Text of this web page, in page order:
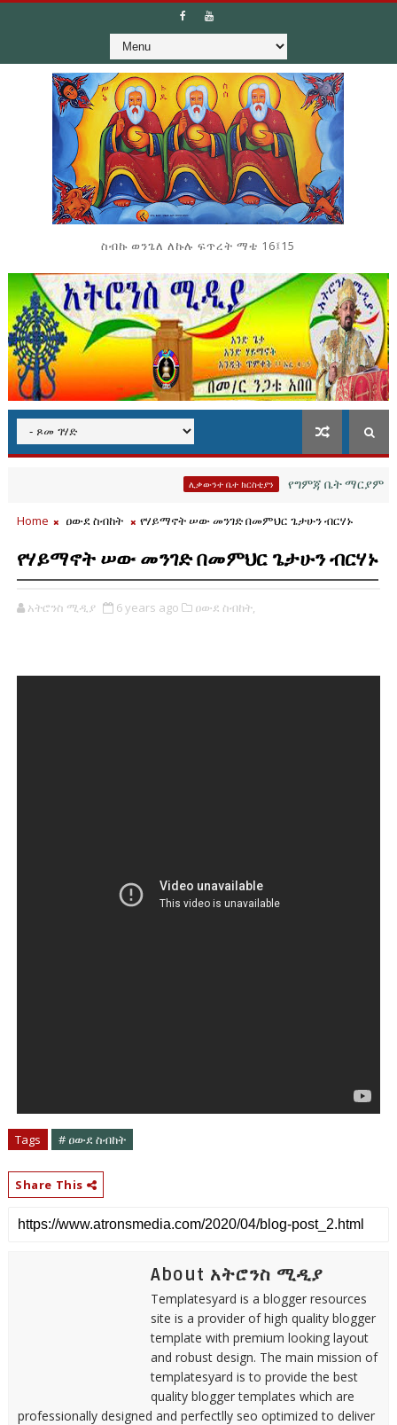
ስብኩ ወንጌለ ለኩሉ ፍጥረት ማቴ 16፤15
ሊቃውንተ ቤተ ክርስቲያን የግምጃ ቤት ማርያም
Home ዐውደ ስብከት የሃይማኖት ሠው መንገድ በመምህር ጌታሁን ብርሃኑ
የሃይማኖት ሠው መንገድ በመምህር ጌታሁን ብርሃኑ
አትሮንስ ሚዲያ 6 years ago ዐውደ ስብከት,
Tags # ዐውደ ስብከት
Share This
About አትሮንስ ሚዲያ
Templatesyard is a blogger resources
site is a provider of high quality blogger
template with premium looking layout
and robust design. The main mission of
templatesyard is to provide the best
quality blogger templates which are
professionally designed and perfectlly seo optimized to deliver